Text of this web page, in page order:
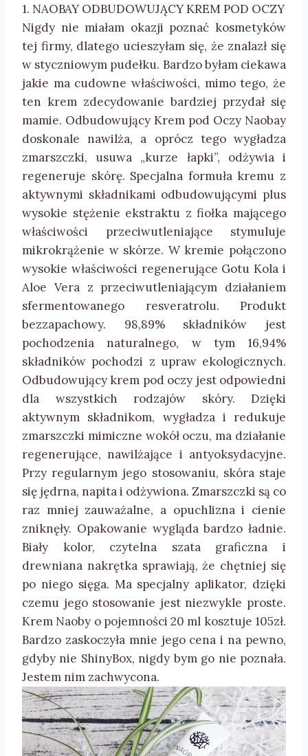
1. NAOBAY ODBUDOWUJĄCY KREM POD OCZY
Nigdy nie miałam okazji poznać kosmetyków
tej firmy, dlatego ucieszyłam się, że znalazł się
w styczniowym pudełku. Bardzo byłam ciekawa
jakie ma cudowne właściwości, mimo tego, że
ten krem zdecydowanie bardziej przydał się
mamie. Odbudowujący Krem pod Oczy Naobay
doskonale nawilża, a oprócz tego wygładza
zmarszczki, usuwa „kurze łapki”, odżywia i
regeneruje skórę. Specjalna formuła kremu z
aktywnymi składnikami odbudowującymi plus
wysokie stężenie ekstraktu z fiołka mającego
właściwości przeciwutleniające stymuluje
mikrokrążenie w skórze. W kremie połączono
wysokie właściwości regenerujące Gotu Kola i
Aloe Vera z przeciwutleniającym działaniem
sfermentowanego resveratrolu. Produkt
bezzapachowy. 98,89% składników jest
pochodzenia naturalnego, w tym 16,94%
składników pochodzi z upraw ekologicznych.
Odbudowujący krem pod oczy jest odpowiedni
dla wszystkich rodzajów skóry. Dzięki
aktywnym składnikom, wygładza i redukuje
zmarszczki mimiczne wokół oczu, ma działanie
regenerujące, nawilżające i antyoksydacyjne.
Przy regularnym jego stosowaniu, skóra staje
się jędrna, napita i odżywiona. Zmarszczki są co
raz mniej zauważalne, a opuchlizna i cienie
zniknęły. Opakowanie wygląda bardzo ładnie.
Biały kolor, czytelna szata graficzna i
drewniana nakrętka sprawiają, że chętniej się
po niego sięga. Ma specjalny aplikator, dzięki
czemu jego stosowanie jest niezwykle proste.
Krem Naoby o pojemności 20 ml kosztuje 105zł.
Bardzo zaskoczyła mnie jego cena i na pewno,
gdyby nie ShinyBox, nigdy bym go nie poznała.
Jestem nim zachwycona.